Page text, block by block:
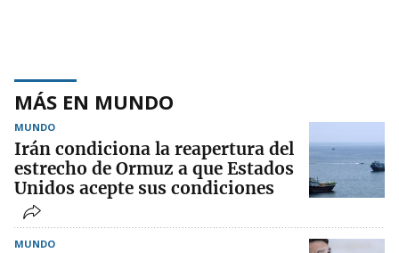
MÁS EN MUNDO
MUNDO
Irán condiciona la reapertura del
estrecho de Ormuz a que Estados
Unidos acepte sus condiciones
MUNDO